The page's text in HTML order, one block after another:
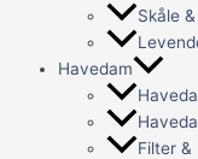
Skåle
Havedam
Filter &